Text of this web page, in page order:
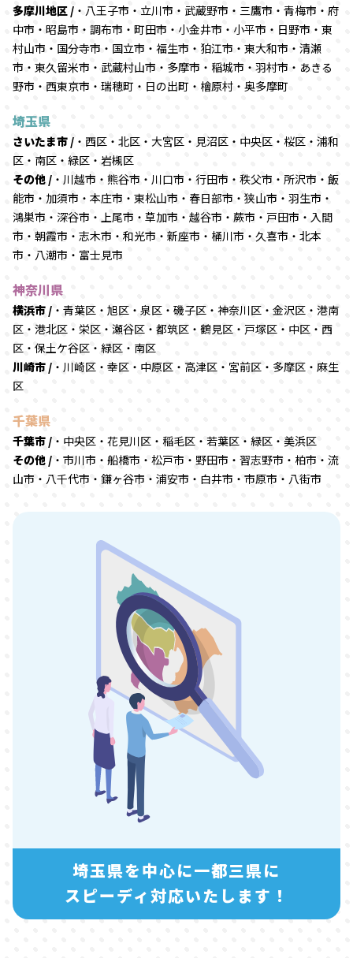
多摩川地区 / ・八王子市・立川市・武蔵野市・三鷹市・青梅市・府
中市・昭島市・調布市・町田市・小金井市・小平市・日野市・東
村山市・国分寺市・国立市・福生市・狛江市・東大和市・清瀬
市・東久留米市・武蔵村山市・多摩市・稲城市・羽村市・あきる
野市・西東京市・瑞穂町・日の出町・檜原村・奥多摩町
埼玉県
さいたま市 / ・西区・北区・大宮区・見沼区・中央区・桜区・浦和
区・南区・緑区・岩槻区
その他 / ・川越市・熊谷市・川口市・行田市・秩父市・所沢市・飯
能市・加須市・本庄市・東松山市・春日部市・狭山市・羽生市・
鴻巣市・深谷市・上尾市・草加市・越谷市・蕨市・戸田市・入間
市・朝霞市・志木市・和光市・新座市・桶川市・久喜市・北本
市・八潮市・富士見市
神奈川県
横浜市 / ・青葉区・旭区・泉区・磯子区・神奈川区・金沢区・港南
区・港北区・栄区・瀬谷区・都筑区・鶴見区・戸塚区・中区・西
区・保土ケ谷区・緑区・南区
川崎市 / ・川崎区・幸区・中原区・高津区・宮前区・多摩区・麻生
区
千葉県
千葉市 / ・中央区・花見川区・稲毛区・若葉区・緑区・美浜区
その他 / ・市川市・船橋市・松戸市・野田市・習志野市・柏市・流
山市・八千代市・鎌ヶ谷市・浦安市・白井市・市原市・八街市
埼玉県を中心に一都三県に
スピーディ対応いたします！